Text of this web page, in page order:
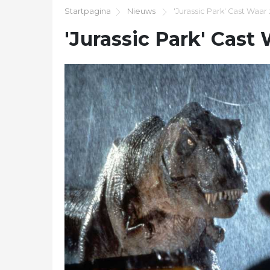
Startpagina Nieuws 'Jurassic Park' Cast Waar
'Jurassic Park' Cast